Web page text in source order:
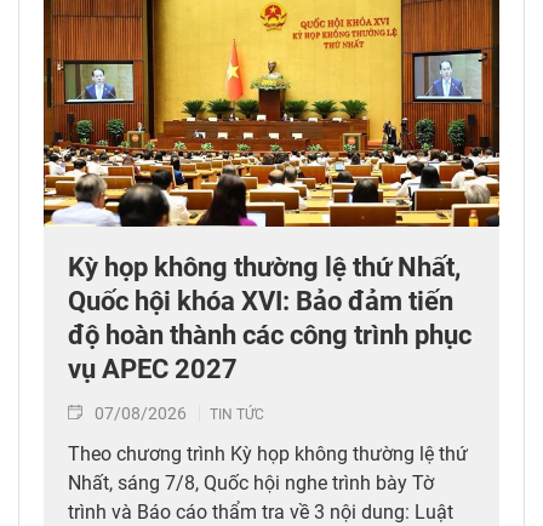
Kỳ họp không thường lệ thứ Nhất,
Quốc hội khóa XVI: Bảo đảm tiến
độ hoàn thành các công trình phục
vụ APEC 2027
07/08/2026 TIN TỨC
Theo chương trình Kỳ họp không thường lệ thứ
Nhất, sáng 7/8, Quốc hội nghe trình bày Tờ
trình và Báo cáo thẩm tra về 3 nội dung: Luật